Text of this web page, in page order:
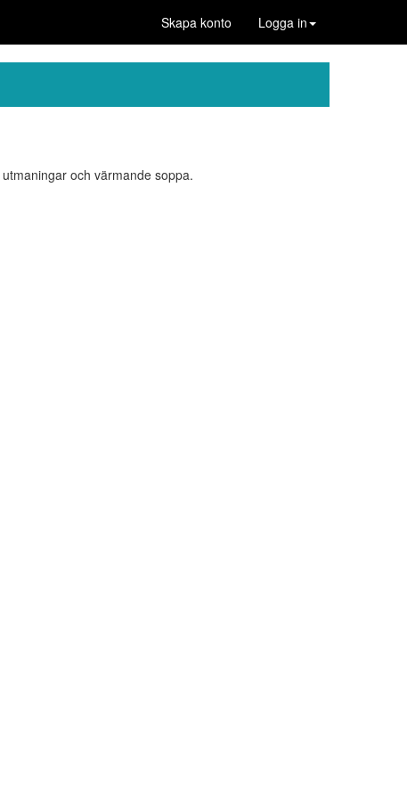
Skapa konto Logga in
och värmande soppa.